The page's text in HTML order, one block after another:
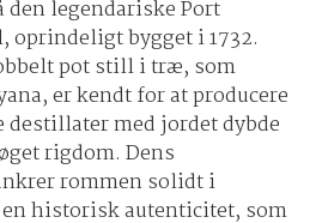
legendariskePort
, oprindeligt bygget i 1732.
pot still i træ, som
er kendt for at producere
med jordet dybde
rigdom. Dens
rommen solidt i
historisk autenticitet, som